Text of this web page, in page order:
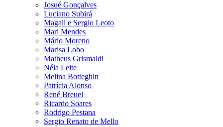
Josué Gonçalves
Luciano Subirá
Magali e Sergio Leoto
Mari Mendes
Mário Moreno
Marisa Lobo
Matheus Grismaldi
Néia Leite
Melina Botteghin
Patrícia Alonso
René Breuel
Ricardo Soares
Rodrigo Pestana
Sergio Renato de Mello